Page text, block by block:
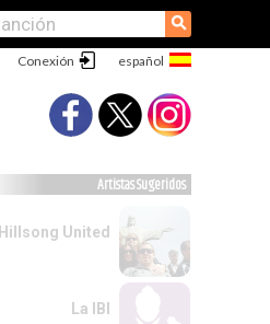
⚲
Conexión
Artistas Sugeridos
Hillsong United
La IBI